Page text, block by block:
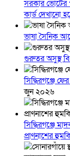
সরকার ভোটের
কার্ড দেখানো
ভাষা সৈনিক
গুরুতর অসুস্থ
সিদ্ধিরগঞ্জে
জুন ২০২৬
সিদ্ধিরগঞ্জে
প্রাণনাশের